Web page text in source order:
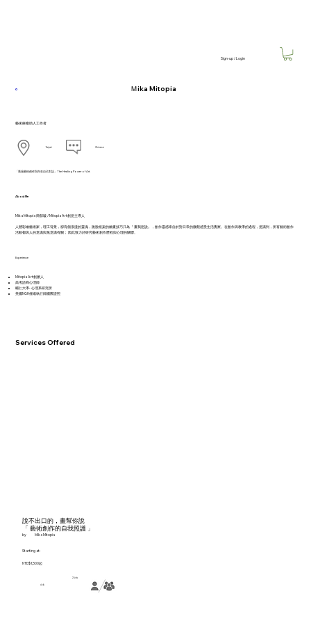
Sign-up / Login
藝術療癒助人工作者
Taipei Chinese
「透過藝術創作與內在自己對話」The Healing Power of Art.
Ｍika Mitopia
About Me
Mika Mitopia 簡郁璇 / Mitopia Art創意主導人
人體彩繪藝術家，理工背景，卻有個浪漫的靈魂，跳脫框架的繪畫技巧只為『 畫我想說』，創作靈感來自於對日常的微觀感受生活覺察。在創作與教學的過程，意識到，所有藝術創作
活動都與人的意識與無意識有關； 因此致力於研究藝術創作歷程與心理的關聯。
Experience
Mitopia Art創辦人
高考諮商心理師
輔仁大學- 心理系研究所
美國NGH催眠執行師國際證照
Services Offered
NTD$1,500起
Starting at:
台北
2小時
Mika Mitopia
說不出口的，畫幫你說
「 藝術創作的自我照護 」
by